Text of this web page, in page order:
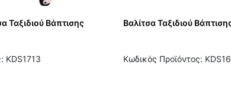
Ταξιδιού Βάπτισης
KDS1713
Βαλίτσα Ταξιδιού
Κωδικός Προϊόντος: